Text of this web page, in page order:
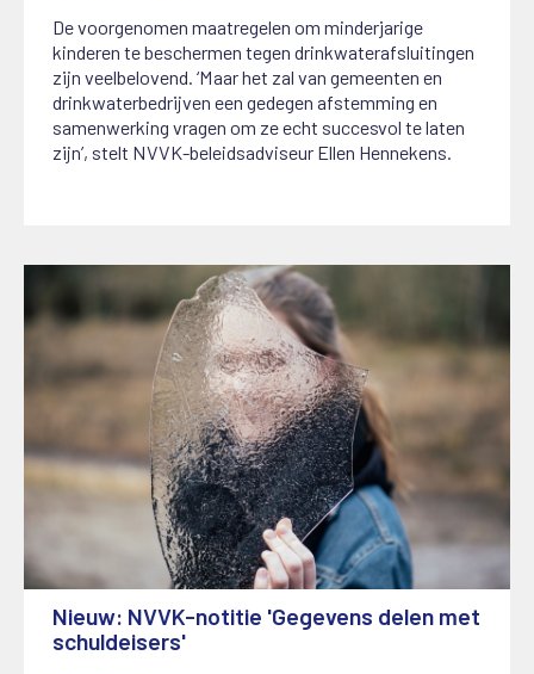
De voorgenomen maatregelen om minderjarige
kinderen te beschermen tegen drinkwaterafsluitingen
zijn veelbelovend. ‘Maar het zal van gemeenten en
drinkwaterbedrijven een gedegen afstemming en
samenwerking vragen om ze echt succesvol te laten
zijn’, stelt NVVK-beleidsadviseur Ellen Hennekens.
Nieuw: NVVK-notitie 'Gegevens delen met
schuldeisers'